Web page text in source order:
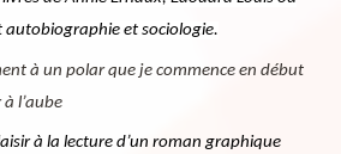
autobiographie et sociologie.
à un polar que je commence en début
l’aube
à la lecture d’un roman graphique